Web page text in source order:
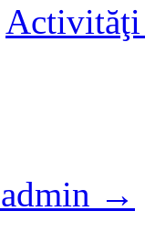
Activităţi
→